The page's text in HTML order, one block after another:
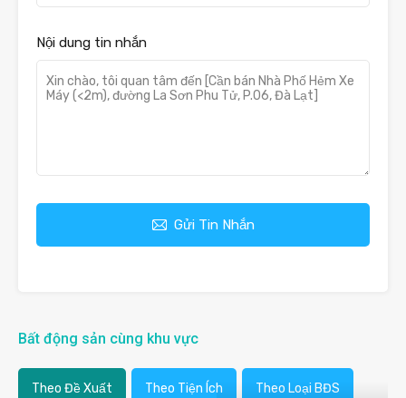
Nội dung tin nhắn
Gửi Tin Nhắn
Bất động sản cùng khu vực
Theo Đề Xuất Theo Tiện Ích Theo Loại BĐS